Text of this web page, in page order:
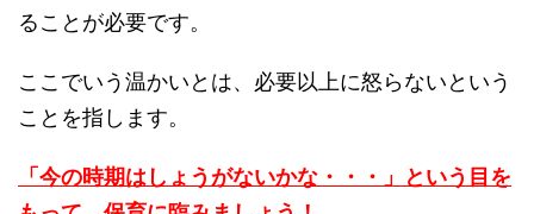
ることが必要です。
ここでいう温かいとは、必要以上に怒らないという
ことを指します。
「今の時期はしょうがないかな・・・」という目を